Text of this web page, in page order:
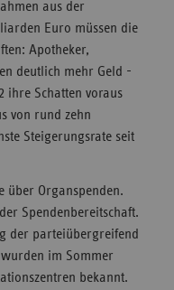
aus der
Euro müssen die
Apotheker,
deutlich mehr Geld -
ihre Schatten voraus
von rund zehn
Steigerungsrate seit
über Organspenden.
Spendenbereitschaft.
der parteiübergreifend
im Sommer
bekannt.